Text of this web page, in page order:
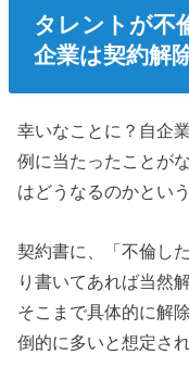
タレントが不
企業は契約解
幸いなことに？自企
例に当たったことが
はどうなるのかとい
契約書に、「不倫し
り書いてあれば当然
そこまで具体的に解
倒的に多いと想定され